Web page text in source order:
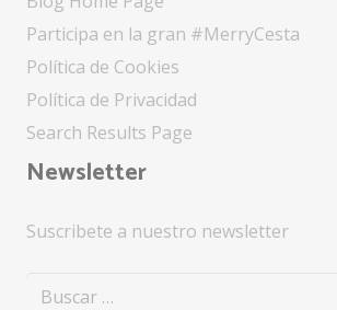
Participa en la gran #MerryCesta
Política de Cookies
Política de Privacidad
Search Results Page
Newsletter
Suscribete a nuestro newsletter
Buscar: